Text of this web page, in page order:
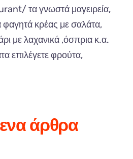
τα γνωστά μαγειρεία,
φαγητά κρέας με σαλάτα,
με λαχανικά ,όσπρια κ.α.
επιλέγετε φρούτα,
άρθρα